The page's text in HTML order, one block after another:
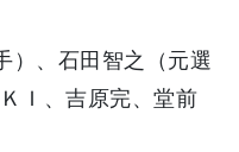
、石田智之（元選
Ｉ、吉原完、堂前